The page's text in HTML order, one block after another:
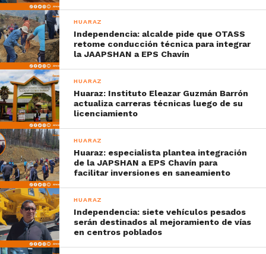
HUARAZ
Independencia: alcalde pide que OTASS
retome conducción técnica para integrar
la JAAPSHAN a EPS Chavín
HUARAZ
Huaraz: Instituto Eleazar Guzmán Barrón
actualiza carreras técnicas luego de su
licenciamiento
HUARAZ
Huaraz: especialista plantea integración
de la JAPSHAN a EPS Chavín para
facilitar inversiones en saneamiento
HUARAZ
Independencia: siete vehículos pesados
serán destinados al mejoramiento de vías
en centros poblados